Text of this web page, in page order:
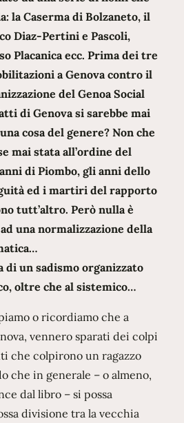
la Caserma di Bolzaneto, il
Diaz-Pertini e Pascoli,
Placanica ecc. Prima dei tre
a Genova contro il
del Genoa Social
di Genova si sarebbe mai
cosa del genere? Non che
mai stata all’ordine del
di Piombo, gli anni dello
ed i martiri del rapporto
tutt’altro. Però nulla è
una normalizzazione della
di un sadismo organizzato
oltre che al sistemico…
o ricordiamo che a
vennero sparati dei colpi
che colpirono un ragazzo
che in generale – o almeno,
dal libro – si possa
divisione tra la vecchia